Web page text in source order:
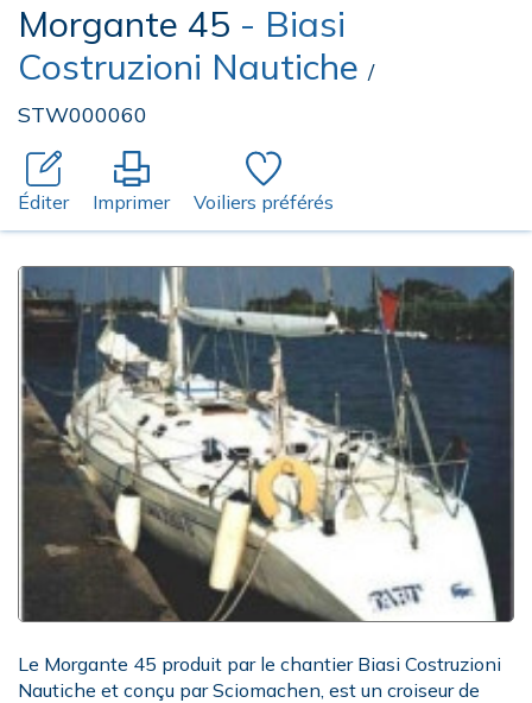
Morgante 45 - Biasi
Costruzioni Nautiche /
STW000060
Éditer Imprimer Voiliers préférés
Le Morgante 45 produit par le chantier Biasi Costruzioni
Nautiche et conçu par Sciomachen, est un croiseur de